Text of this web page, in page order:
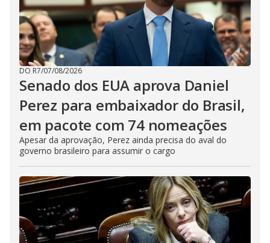
DO R7/07/08/2026
Senado dos EUA aprova Daniel
Perez para embaixador do Brasil,
em pacote com 74 nomeações
Apesar da aprovação, Perez ainda precisa do aval do
governo brasileiro para assumir o cargo